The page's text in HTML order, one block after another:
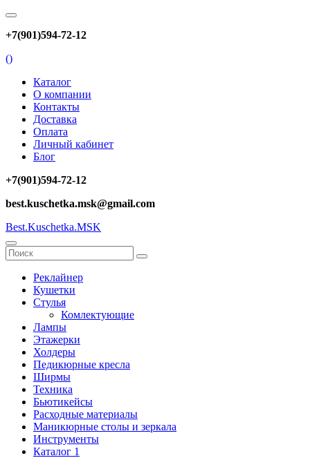
+7(901)594-72-12
()
Каталог
О компании
Контакты
Доставка
Оплата
Личный кабинет
Блог
+7(901)594-72-12
best.kuschetka.msk@gmail.com
Best.Kuschetka.MSK
Реклайнер
Кушетки
Стулья
Комлектующие
Лампы
Этажерки
Холдеры
Педикюрные кресла
Ширмы
Техника
Бьютикейсы
Расходные материалы
Маникюрные столы и зеркала
Инструменты
Каталог 1